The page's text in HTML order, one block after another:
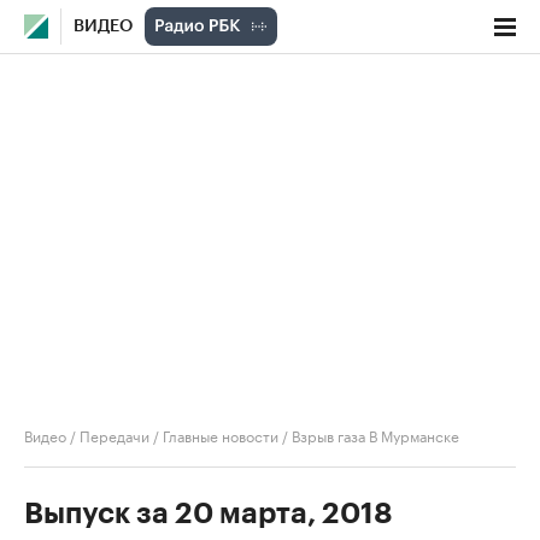
ВИДЕО
Видео / Передачи / Главные новости / Взрыв газа В Мурманске
Выпуск за 20 марта, 2018